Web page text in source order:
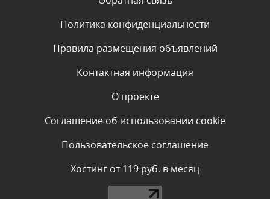
Комментарий проверяется
администратором.
Комментарий проверяется
администратором.
Комментарий проверяется
Текст комментария будет виден после проверки
Политика конфиденциальности
Правила размещения объявлений
Контактная информация
О проекте
Соглашение об использовании cookie
Пользовательское соглашение
Хостинг от 119 руб. в месяц